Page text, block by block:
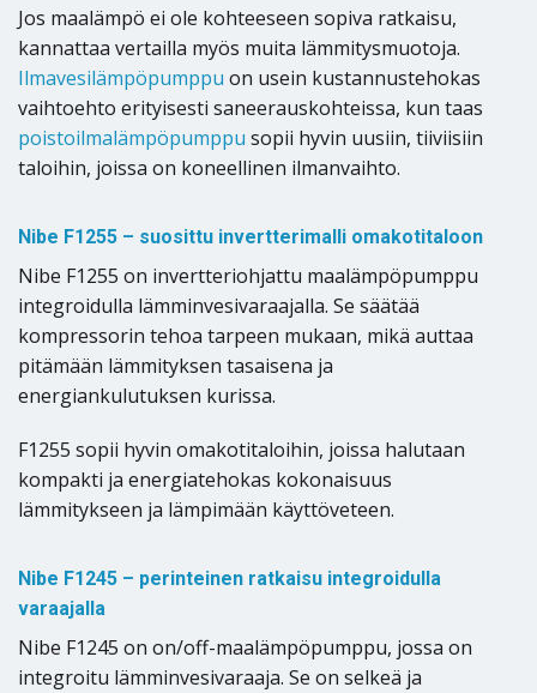
Jos maalämpö ei ole kohteeseen sopiva ratkaisu,
kannattaa vertailla myös muita lämmitysmuotoja.
Ilmavesilämpöpumppu on usein kustannustehokas
vaihtoehto erityisesti saneerauskohteissa, kun taas
poistoilmalämpöpumppu sopii hyvin uusiin, tiiviisiin
taloihin, joissa on koneellinen ilmanvaihto.
Nibe F1255 – suosittu invertterimalli omakotitaloon
Nibe F1255 on invertteriohjattu maalämpöpumppu
integroidulla lämminvesivaraajalla. Se säätää
kompressorin tehoa tarpeen mukaan, mikä auttaa
pitämään lämmityksen tasaisena ja
energiankulutuksen kurissa.
F1255 sopii hyvin omakotitaloihin, joissa halutaan
kompakti ja energiatehokas kokonaisuus
lämmitykseen ja lämpimään käyttöveteen.
Nibe F1245 – perinteinen ratkaisu integroidulla
varaajalla
Nibe F1245 on on/off-maalämpöpumppu, jossa on
integroitu lämminvesivaraaja. Se on selkeä ja